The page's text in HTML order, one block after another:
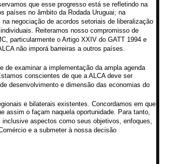
que esse progresso está se refletindo na
países no âmbito da Rodada Uruguai; na
negociação de acordos setoriais de liberalização
Reiteramos nosso compromisso de
particularmente o Artigo XXIV do GATT 1994 e
não imporá barreiras a outros países.
de examinar a implementação da ampla agenda
conscientes de que a ALCA deve ser
desenvolvimento e dimensão das economias do
e bilaterais existentes. Concordamos em que
assim o façam naquela oportunidade. Para tanto,
aspectos como seus objetivos, enfoques,
e a submeter à nossa decisão